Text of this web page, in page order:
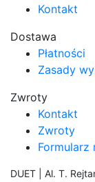
Kontakt
Dostawa
Płatności
Zasady
Zwroty
Kontakt
Zwroty
Formularz
DUET | Al. T.